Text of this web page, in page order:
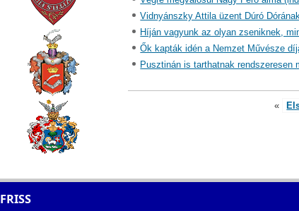
Vidnyánszky Attila üzent Dúró
Híján vagyunk az olyan zseniknek,
Ők kapták idén a Nemzet Művésze
Pusztinán is tarthatnak rendszeresen
«
FRISS